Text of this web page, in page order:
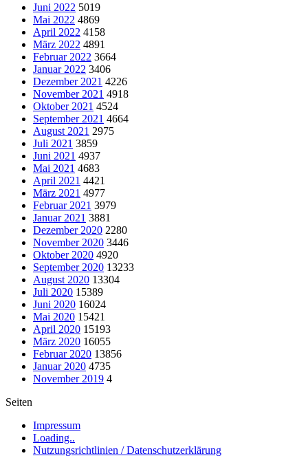
Juni 2022 5019
Mai 2022 4869
April 2022 4158
März 2022 4891
Februar 2022 3664
Januar 2022 3406
Dezember 2021 4226
November 2021 4918
Oktober 2021 4524
September 2021 4664
August 2021 2975
Juli 2021 3859
Juni 2021 4937
Mai 2021 4683
April 2021 4421
März 2021 4977
Februar 2021 3979
Januar 2021 3881
Dezember 2020 2280
November 2020 3446
Oktober 2020 4920
September 2020 13233
August 2020 13304
Juli 2020 15389
Juni 2020 16024
Mai 2020 15421
April 2020 15193
März 2020 16055
Februar 2020 13856
Januar 2020 4735
November 2019 4
Seiten
Impressum
Loading..
Nutzungsrichtlinien / Datenschutzerklärung